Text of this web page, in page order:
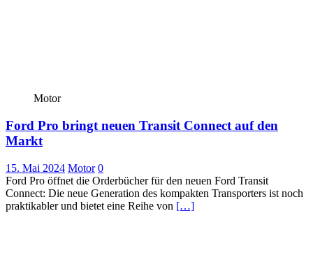
Motor
Ford Pro bringt neuen Transit Connect auf den
Markt
15. Mai 2024 Motor 0
Ford Pro öffnet die Orderbücher für den neuen Ford Transit
Connect: Die neue Generation des kompakten Transporters ist noch
praktikabler und bietet eine Reihe von […]